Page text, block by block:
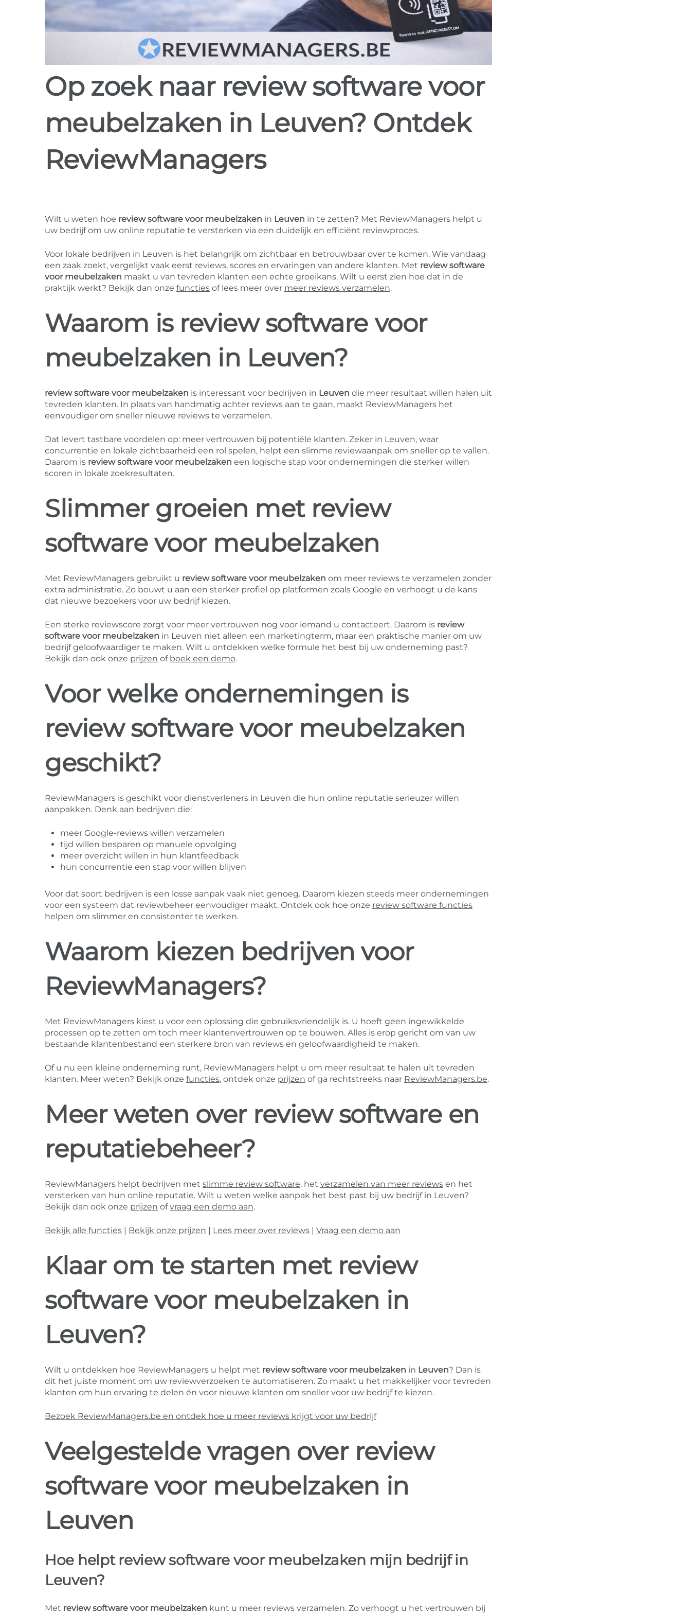
Op zoek naar review software voor
meubelzaken in Leuven? Ontdek
ReviewManagers
Wilt u weten hoe review software voor meubelzaken in Leuven in te zetten? Met ReviewManagers helpt u
uw bedrijf om uw online reputatie te versterken via een duidelijk en efficiënt reviewproces.
Voor lokale bedrijven in Leuven is het belangrijk om zichtbaar en betrouwbaar over te komen. Wie vandaag
een zaak zoekt, vergelijkt vaak eerst reviews, scores en ervaringen van andere klanten. Met review software
voor meubelzaken maakt u van tevreden klanten een echte groeikans. Wilt u eerst zien hoe dat in de
praktijk werkt? Bekijk dan onze functies of lees meer over meer reviews verzamelen.
Waarom is review software voor
meubelzaken in Leuven?
review software voor meubelzaken is interessant voor bedrijven in Leuven die meer resultaat willen halen uit
tevreden klanten. In plaats van handmatig achter reviews aan te gaan, maakt ReviewManagers het
eenvoudiger om sneller nieuwe reviews te verzamelen.
Dat levert tastbare voordelen op: meer vertrouwen bij potentiële klanten. Zeker in Leuven, waar
concurrentie en lokale zichtbaarheid een rol spelen, helpt een slimme reviewaanpak om sneller op te vallen.
Daarom is review software voor meubelzaken een logische stap voor ondernemingen die sterker willen
scoren in lokale zoekresultaten.
Slimmer groeien met review
software voor meubelzaken
Met ReviewManagers gebruikt u review software voor meubelzaken om meer reviews te verzamelen zonder
extra administratie. Zo bouwt u aan een sterker profiel op platformen zoals Google en verhoogt u de kans
dat nieuwe bezoekers voor uw bedrijf kiezen.
Een sterke reviewscore zorgt voor meer vertrouwen nog voor iemand u contacteert. Daarom is review
software voor meubelzaken in Leuven niet alleen een marketingterm, maar een praktische manier om uw
bedrijf geloofwaardiger te maken. Wilt u ontdekken welke formule het best bij uw onderneming past?
Bekijk dan ook onze prijzen of boek een demo.
Voor welke ondernemingen is
review software voor meubelzaken
geschikt?
ReviewManagers is geschikt voor dienstverleners in Leuven die hun online reputatie serieuzer willen
aanpakken. Denk aan bedrijven die:
meer Google-reviews willen verzamelen
tijd willen besparen op manuele opvolging
meer overzicht willen in hun klantfeedback
hun concurrentie een stap voor willen blijven
Voor dat soort bedrijven is een losse aanpak vaak niet genoeg. Daarom kiezen steeds meer ondernemingen
voor een systeem dat reviewbeheer eenvoudiger maakt. Ontdek ook hoe onze review software functies
helpen om slimmer en consistenter te werken.
Waarom kiezen bedrijven voor
ReviewManagers?
Met ReviewManagers kiest u voor een oplossing die gebruiksvriendelijk is. U hoeft geen ingewikkelde
processen op te zetten om toch meer klantenvertrouwen op te bouwen. Alles is erop gericht om van uw
bestaande klantenbestand een sterkere bron van reviews en geloofwaardigheid te maken.
Of u nu een kleine onderneming runt, ReviewManagers helpt u om meer resultaat te halen uit tevreden
klanten. Meer weten? Bekijk onze functies, ontdek onze prijzen of ga rechtstreeks naar ReviewManagers.be.
Meer weten over review software en
reputatiebeheer?
ReviewManagers helpt bedrijven met slimme review software, het verzamelen van meer reviews en het
versterken van hun online reputatie. Wilt u weten welke aanpak het best past bij uw bedrijf in Leuven?
Bekijk dan ook onze prijzen ofvraag een demo aan.
Bekijk alle functies Bekijk onze prijzen Lees meer over reviews Vraag een demo aan
Klaar om te starten met review
software voor meubelzaken in
Leuven?
Wilt u ontdekken hoe ReviewManagers u helpt met review software voor meubelzaken in Leuven? Dan is
dit het juiste moment om uw reviewverzoeken te automatiseren. Zo maakt u het makkelijker voor tevreden
klanten om hun ervaring te delen én voor nieuwe klanten om sneller voor uw bedrijf te kiezen.
Bezoek ReviewManagers.be en ontdek hoe u meer reviews krijgt voor uw bedrijf
Veelgestelde vragen over review
software voor meubelzaken in
Leuven
Hoe helpt review software voor meubelzaken mijn bedrijf in
Leuven?
Met review software voor meubelzaken kunt u meer reviews verzamelen. Zo verhoogt u het vertrouwen bij